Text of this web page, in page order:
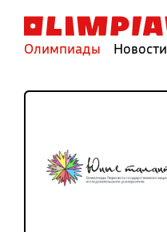
Олимпиады Новости